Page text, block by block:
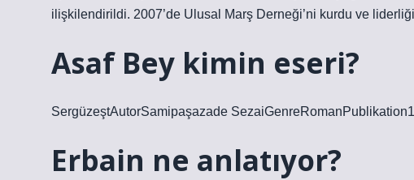
ilişkilendirildi. 2007’de Ulusal Marş Derneği’ni kurdu ve
Asaf Bey kimin eseri?
SergüzeştAutorSamipaşazade
Erbain ne anlatıyor?